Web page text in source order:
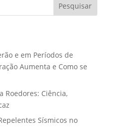
Pesquisar
e em Períodos de
Aumenta e Como se
Roedores: Ciência,
Sísmicos no